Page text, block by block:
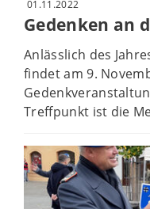
01.11.2022
Gedenken an
Anlässlich des
findet am 9.
Treffpunkt ist die